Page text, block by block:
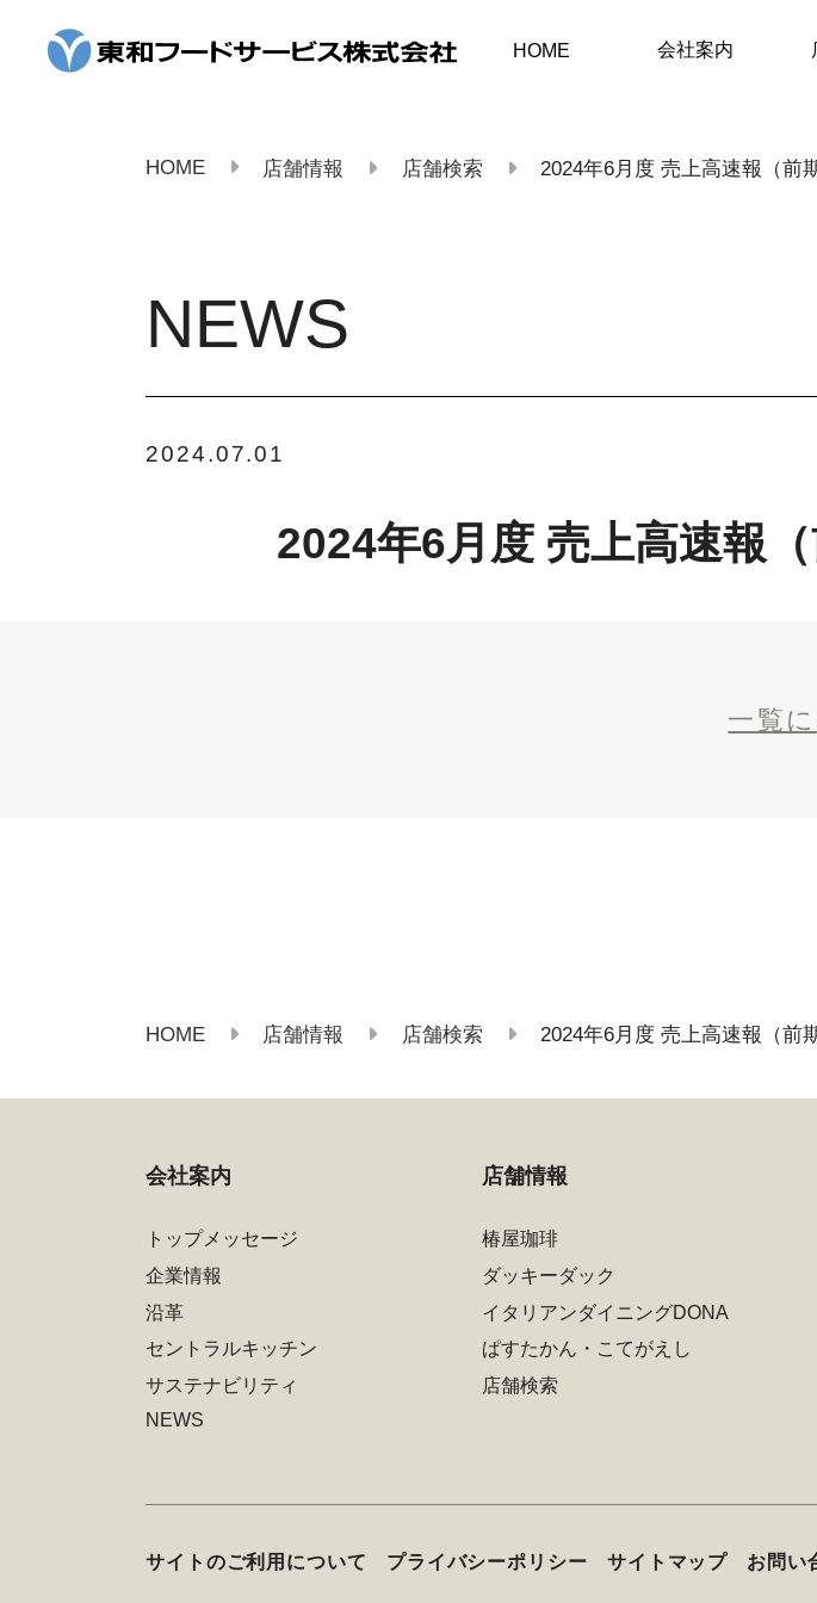
HOME 会社案内
HOME 店舗情報 店舗検索 2024年6月度 売上高速報（前
NEWS
2024.07.01
2024年6月度 売上高速報（
一覧
HOME 店舗情報 店舗検索 2024年6月度 売上高速報（前
会社案内
トップメッセージ
企業情報
沿革
セントラルキッチン
サステナビリティ
NEWS
店舗情報
椿屋珈琲
ダッキーダック
イタリアンダイニングDONA
ぱすたかん・こてがえし
店舗検索
サイトのご利用について プライバシーポリシー サイトマップ お問い